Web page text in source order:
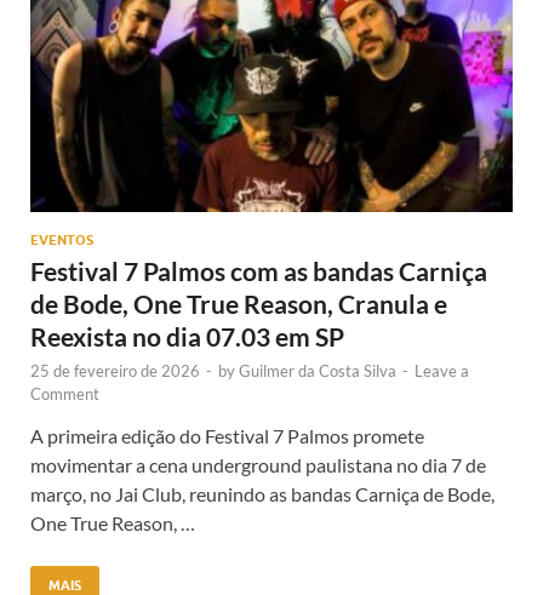
EVENTOS
Festival 7 Palmos com as bandas Carniça
de Bode, One True Reason, Cranula e
Reexista no dia 07.03 em SP
25 de fevereiro de 2026 - byGuilmer da Costa Silva - Leave a
Comment
A primeira edição do Festival 7 Palmos promete
movimentar a cena underground paulistana no dia 7 de
março, no Jai Club, reunindo as bandas Carniça de Bode,
One True Reason, …
MAIS